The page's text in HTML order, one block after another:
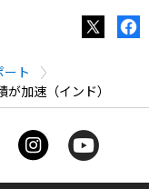
ト
加速（インド）